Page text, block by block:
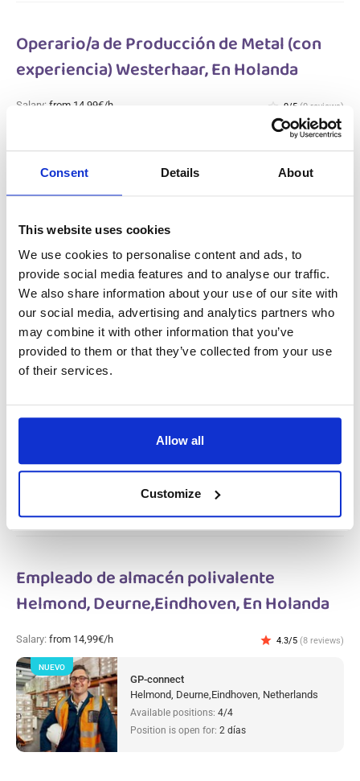
Consent Details About
This website uses cookies
We use cookies to personalise content and ads, to
provide social media features and to analyse our traffic.
We also share information about your use of our site with
our social media, advertising and analytics partners who
may combine it with other information that you’ve
provided to them or that they’ve collected from your use
of their services.
Allow all
Customize
Operario/a de Producción de Metal (con
experiencia) Westerhaar, En Holanda
Salary: from 14,99€/h star_border 0/5 (0 reviews)
Westerhaar, Netherlands
Operario polivalente en la producción
metalúrgica Gameren, En Holanda
Salary:from 14,99€/h
Gameren, Netherlands
Position is open for:2 días
Empleado de almacén polivalente
Helmond, Deurne,Eindhoven, En Holanda
Salary: from 14,99€/h star 4.3/5 (8 reviews)
GP-connect
Helmond, Deurne,Eindhoven, Netherlands
Available positions: 4/4
Position is open for: 2 días
NUEVO